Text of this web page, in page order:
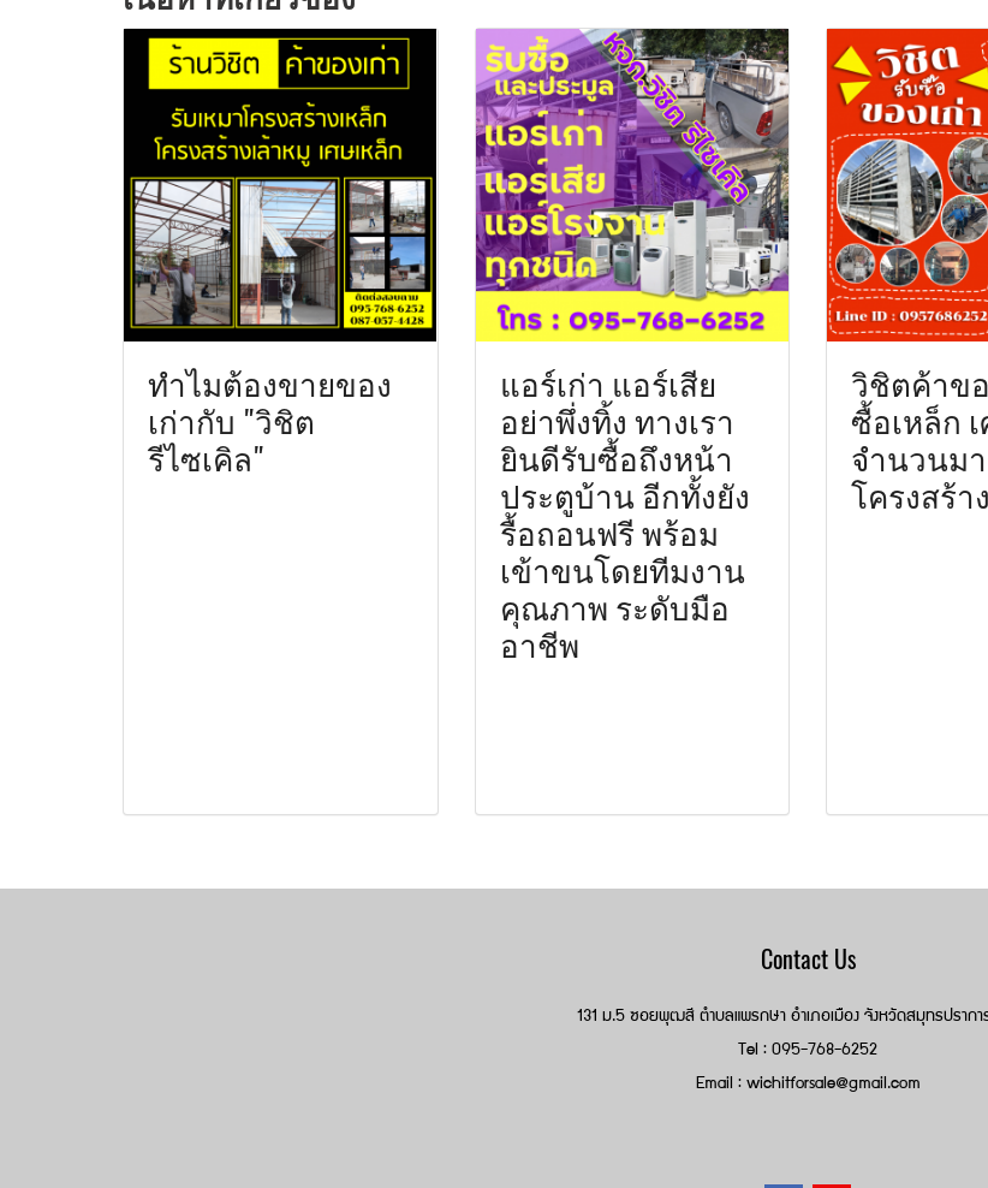
ทำไมต้องขายของ
เก่ากับ "วิชิต
รีไซเคิล"
แอร์เก่า แอร์เสีย
อย่าพึ่งทิ้ง ทางเรา
ยินดีรับซื้อถึงหน้า
ประตูบ้าน อีกทั้งยัง
รื้อถอนฟรี พร้อม
เข้าขนโดยทีมงาน
คุณภาพ ระดับมือ
อาชีพ
วิชิตค้าข
ซื้อเหล็ก
จำนวนม
โครงสร้า
Contact Us
131 ม.5 ซอยพุฒสี ตำบลแพรกษา อำเภอเมือง จังหวัดสมุทรปรากา
Tel : 095-768-6252
Email : wichitforsale@gmail.com